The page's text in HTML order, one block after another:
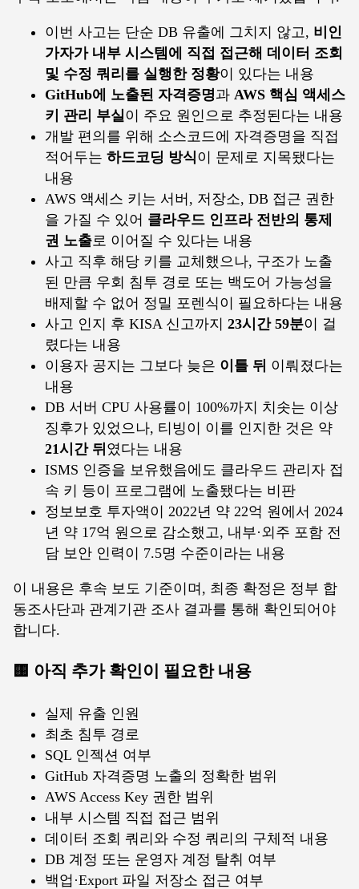
이번 사고는 단순 DB 유출에 그치지 않고, 비인
가자가 내부 시스템에 직접 접근해 데이터 조회
및 수정 쿼리를 실행한 정황이 있다는 내용
GitHub에 노출된 자격증명과 AWS 핵심 액세스
키 관리 부실이 주요 원인으로 추정된다는 내용
개발 편의를 위해 소스코드에 자격증명을 직접
적어두는 하드코딩 방식이 문제로 지목됐다는
내용
AWS 액세스 키는 서버, 저장소, DB 접근 권한
을 가질 수 있어 클라우드 인프라 전반의 통제
권 노출로 이어질 수 있다는 내용
사고 직후 해당 키를 교체했으나, 구조가 노출
된 만큼 우회 침투 경로 또는 백도어 가능성을
배제할 수 없어 정밀 포렌식이 필요하다는 내용
사고 인지 후 KISA 신고까지 23시간 59분이 걸
렸다는 내용
이용자 공지는 그보다 늦은 이틀 뒤 이뤄졌다는
내용
DB 서버 CPU 사용률이 100%까지 치솟는 이상
징후가 있었으나, 티빙이 이를 인지한 것은 약
21시간 뒤 였다는 내용
ISMS 인증을 보유했음에도 클라우드 관리자 접
속 키 등이 프로그램에 노출됐다는 비판
정보보호 투자액이 2022년 약 22억 원에서 2024
년 약 17억 원으로 감소했고, 내부·외주 포함 전
담 보안 인력이 7.5명 수준이라는 내용
이 내용은 후속 보도 기준이며, 최종 확정은 정부 합
동조사단과 관계기관 조사 결과를 통해 확인되어야
합니다.
🟨 아직 추가 확인이 필요한 내용
실제 유출 인원
최초 침투 경로
SQL 인젝션 여부
GitHub 자격증명 노출의 정확한 범위
AWS Access Key 권한 범위
내부 시스템 직접 접근 범위
데이터 조회 쿼리와 수정 쿼리의 구체적 내용
DB 계정 또는 운영자 계정 탈취 여부
백업·Export 파일 저장소 접근 여부